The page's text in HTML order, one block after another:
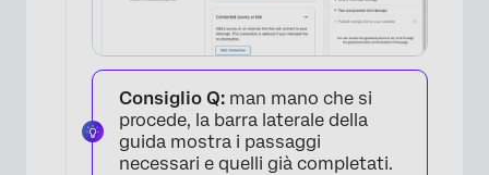
Consiglio Q: man mano che si
procede, la barra laterale della
guida mostra i passaggi
necessari e quelli già completati.